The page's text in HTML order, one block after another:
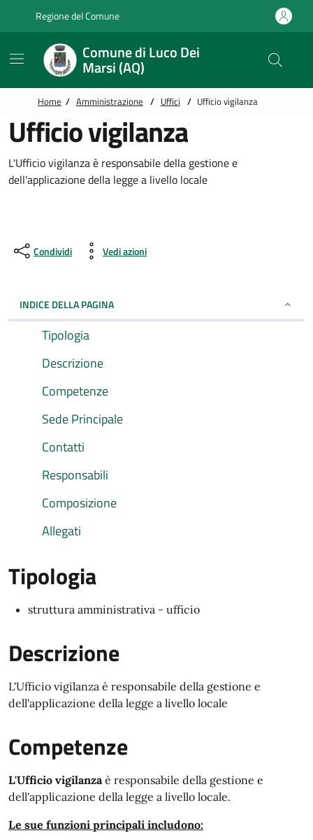
Regione del Comune
Comune di Luco Dei
Marsi (AQ)
Home / Amministrazione / Uffici / Ufficio vigilanza
Ufficio vigilanza
L'Ufficio vigilanza è responsabile della gestione e
dell'applicazione della legge a livello locale
Condividi Vedi azioni
INDICE DELLA PAGINA
Tipologia
Descrizione
Competenze
Sede Principale
Contatti
Responsabili
Composizione
Allegati
Tipologia
struttura amministrativa - ufficio
Descrizione
L'Ufficio vigilanza è responsabile della gestione e
dell'applicazione della legge a livello locale
Competenze
L'Ufficio vigilanzaè responsabile della gestione e
dell'applicazione della legge a livello locale.
Le sue funzioni principali includono: